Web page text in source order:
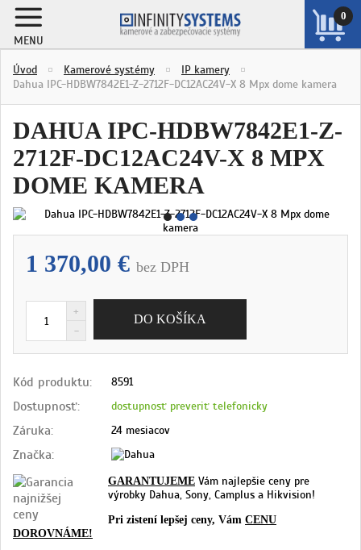
MENU
0
KOŠÍK
Úvod Kamerové systémy
IP kamery
Dahua IPC-HDBW7842E1-Z-2712F-DC12AC24V-X 8 Mpx dome kamera
DAHUA IPC-HDBW7842E1-Z-
2712F-DC12AC24V-X 8 MPX
DOME KAMERA
1 370,00 € bez DPH
Kód produktu: 8591
Dostupnosť: dostupnosť preveriť telefonicky
Záruka: 24 mesiacov
Značka:
GARANTUJEME Vám najlepšie ceny pre
výrobky Dahua, Sony, Camplus a Hikvision!
Pri zistení lepšej ceny, Vám CENU
DOROVNÁME!